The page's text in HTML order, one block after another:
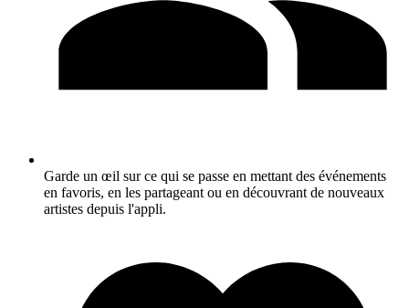
Garde un œil sur ce qui se passe en mettant des événements
en favoris, en les partageant ou en découvrant de nouveaux
artistes depuis l'appli.